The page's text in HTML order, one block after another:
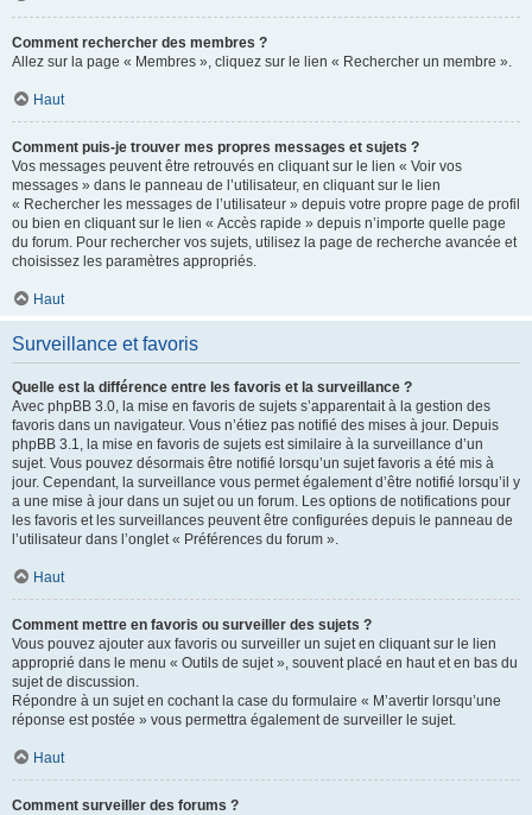
Comment rechercher des membres ?
Allez sur la page « Membres », cliquez sur le lien « Rechercher un membre ».
Haut
Comment puis-je trouver mes propres messages et sujets ?
Vos messages peuvent être retrouvés en cliquant sur le lien « Voir vos
messages » dans le panneau de l’utilisateur, en cliquant sur le lien
« Rechercher les messages de l’utilisateur » depuis votre propre page de profil
ou bien en cliquant sur le lien « Accès rapide » depuis n’importe quelle page
du forum. Pour rechercher vos sujets, utilisez la page de recherche avancée et
choisissez les paramètres appropriés.
Haut
Surveillance et favoris
Quelle est la différence entre les favoris et la surveillance ?
Avec phpBB 3.0, la mise en favoris de sujets s’apparentait à la gestion des
favoris dans un navigateur. Vous n’étiez pas notifié des mises à jour. Depuis
phpBB 3.1, la mise en favoris de sujets est similaire à la surveillance d’un
sujet. Vous pouvez désormais être notifié lorsqu’un sujet favoris a été mis à
jour. Cependant, la surveillance vous permet également d’être notifié lorsqu’il y
a une mise à jour dans un sujet ou un forum. Les options de notifications pour
les favoris et les surveillances peuvent être configurées depuis le panneau de
l’utilisateur dans l’onglet « Préférences du forum ».
Haut
Comment mettre en favoris ou surveiller des sujets ?
Vous pouvez ajouter aux favoris ou surveiller un sujet en cliquant sur le lien
approprié dans le menu « Outils de sujet », souvent placé en haut et en bas du
sujet de discussion.
Répondre à un sujet en cochant la case du formulaire « M’avertir lorsqu’une
réponse est postée » vous permettra également de surveiller le sujet.
Haut
Comment surveiller des forums ?